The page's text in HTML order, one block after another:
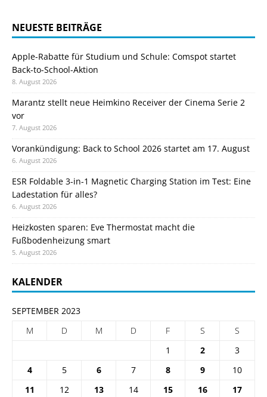
NEUESTE BEITRÄGE
Apple-Rabatte für Studium und Schule: Comspot startet
Back-to-School-Aktion
8. August 2026
Marantz stellt neue Heimkino Receiver der Cinema Serie 2
vor
7. August 2026
Vorankündigung: Back to School 2026 startet am 17. August
6. August 2026
ESR Foldable 3-in-1 Magnetic Charging Station im Test: Eine
Ladestation für alles?
6. August 2026
Heizkosten sparen: Eve Thermostat macht die
Fußbodenheizung smart
5. August 2026
KALENDER
SEPTEMBER 2023
M
D M D F S
S
1
2
3
4
5 6 7 8 9
10
11
12 13 14 15 16 17